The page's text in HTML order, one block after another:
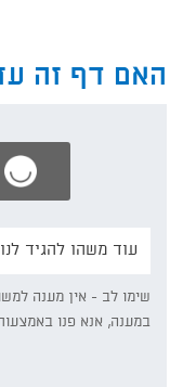
האם דף זה
תפרט/י:
שימו לב - אין מענה
במענה, אנא פנו